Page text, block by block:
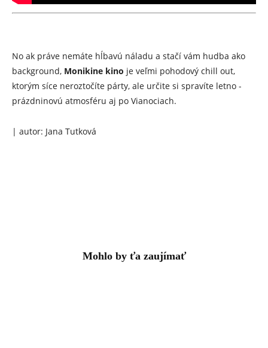
No ak práve nemáte hĺbavú náladu a stačí vám hudba ako
background, Monikine kino je veľmi pohodový chill out,
ktorým síce neroztočíte párty, ale určite si spravíte letno ­
prázdninovú atmosféru aj po Vianociach.
| autor: Jana Tutková
Mohlo by ťa zaujímať